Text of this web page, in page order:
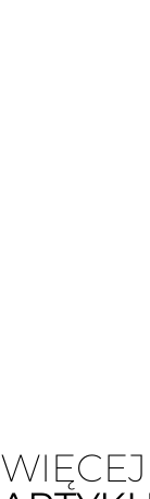
WIĘCEJ